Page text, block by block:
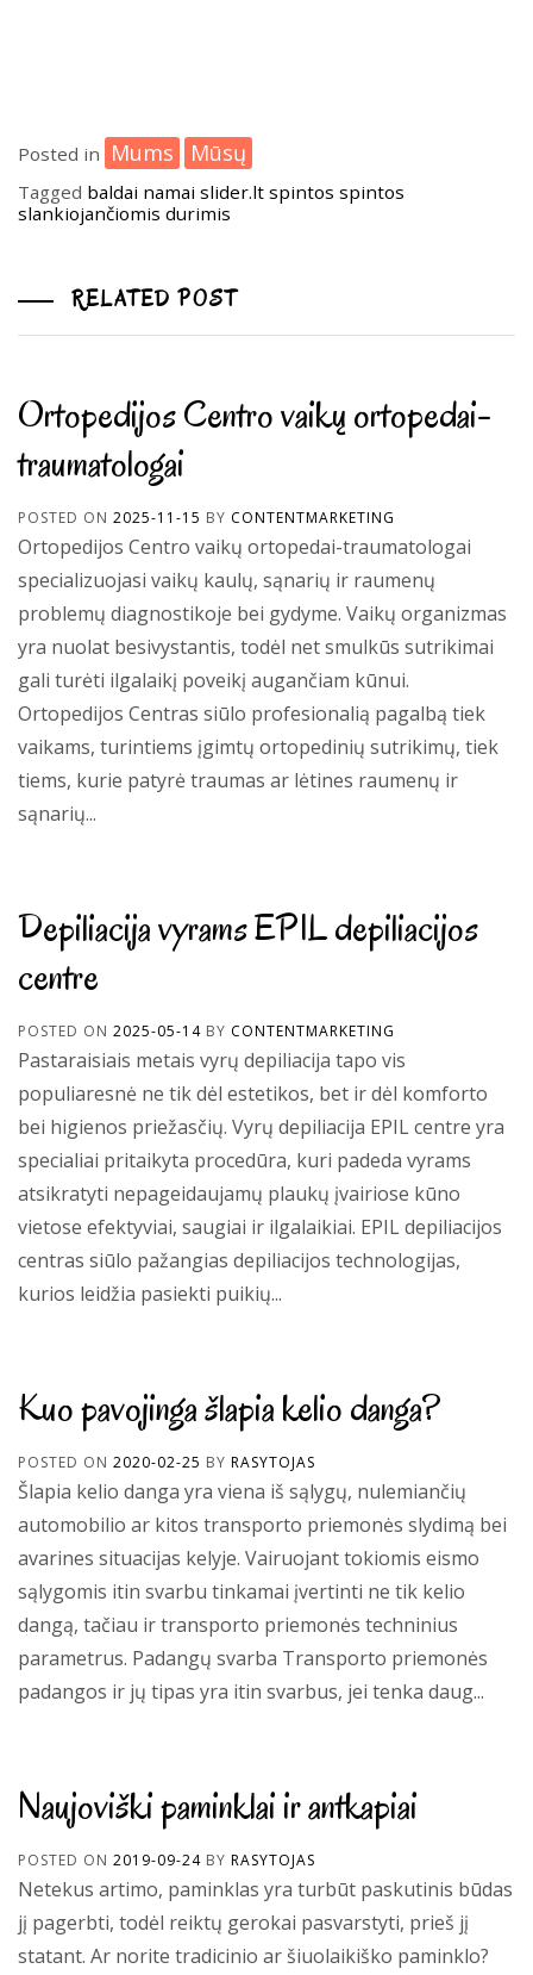
Posted in Mums Mūsų
Tagged baldai namai slider.lt spintos spintos
slankiojančiomis durimis
RELATED POST
Ortopedijos Centro vaikų ortopedai-
traumatologai
POSTED ON 2025-11-15 BY CONTENTMARKETING
Ortopedijos Centro vaikų ortopedai-traumatologai
specializuojasi vaikų kaulų, sąnarių ir raumenų
problemų diagnostikoje bei gydyme. Vaikų organizmas
yra nuolat besivystantis, todėl net smulkūs sutrikimai
gali turėti ilgalaikį poveikį augančiam kūnui.
Ortopedijos Centras siūlo profesionalią pagalbą tiek
vaikams, turintiems įgimtų ortopedinių sutrikimų, tiek
tiems, kurie patyrė traumas ar lėtines raumenų ir
sąnarių...
Depiliacija vyrams EPIL depiliacijos
centre
POSTED ON 2025-05-14 BY CONTENTMARKETING
Pastaraisiais metais vyrų depiliacija tapo vis
populiaresnė ne tik dėl estetikos, bet ir dėl komforto
bei higienos priežasčių. Vyrų depiliacija EPIL centre yra
specialiai pritaikyta procedūra, kuri padeda vyrams
atsikratyti nepageidaujamų plaukų įvairiose kūno
vietose efektyviai, saugiai ir ilgalaikiai. EPIL depiliacijos
centras siūlo pažangias depiliacijos technologijas,
kurios leidžia pasiekti puikių...
Kuo pavojinga šlapia kelio danga?
POSTED ON 2020-02-25 BY RASYTOJAS
Šlapia kelio danga yra viena iš sąlygų, nulemiančių
automobilio ar kitos transporto priemonės slydimą bei
avarines situacijas kelyje. Vairuojant tokiomis eismo
sąlygomis itin svarbu tinkamai įvertinti ne tik kelio
dangą, tačiau ir transporto priemonės techninius
parametrus. Padangų svarba Transporto priemonės
padangos ir jų tipas yra itin svarbus, jei tenka daug...
Naujoviški paminklai ir antkapiai
POSTED ON 2019-09-24 BY RASYTOJAS
Netekus artimo, paminklas yra turbūt paskutinis būdas
jį pagerbti, todėl reiktų gerokai pasvarstyti, prieš jį
statant. Ar norite tradicinio ar šiuolaikiško paminklo?